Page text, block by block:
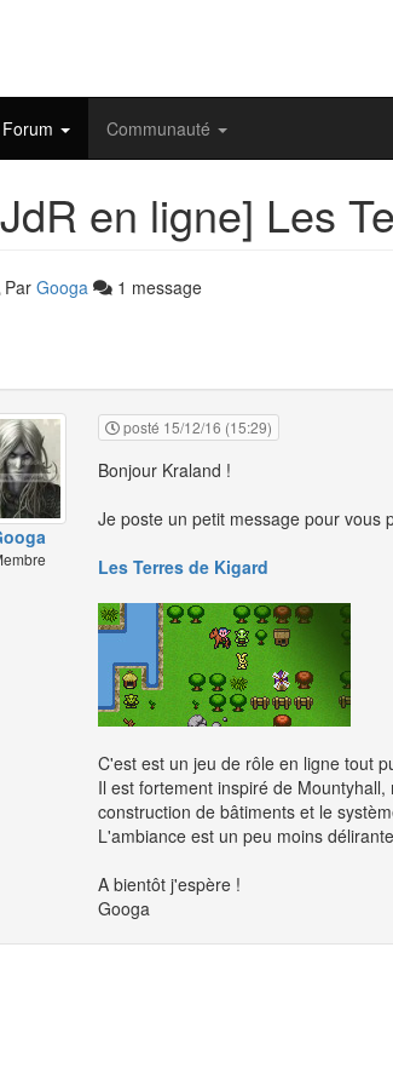
Forum Communauté
en ligne] Les
Par Googa 1 message
posté 15/12/16 (15:29)
Bonjour Kraland !
Je poste un petit message pour vous
Les Terres de Kigard
C'est est un jeu de rôle en ligne tout
Il est fortement inspiré de
construction de bâtiments et le
L'ambiance est un peu moins
A bientôt j'espère !
Googa